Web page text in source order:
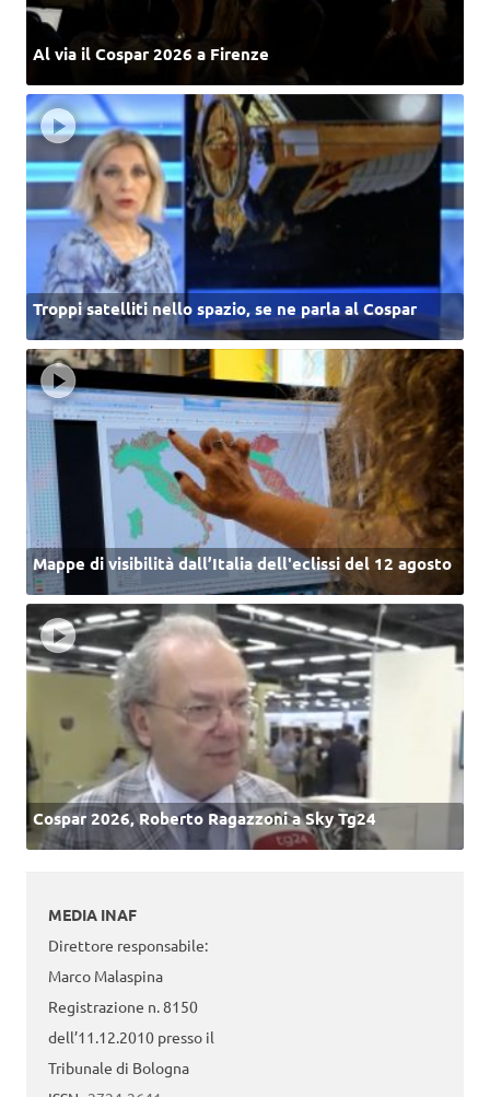
Al via il Cospar 2026 a Firenze
Troppi satelliti nello spazio, se ne parla al Cospar
Mappe di visibilità dall’Italia dell'eclissi del 12 agosto
Cospar 2026, Roberto Ragazzoni a Sky Tg24
MEDIA INAF
Direttore responsabile:
Marco Malaspina
Registrazione n. 8150
dell’11.12.2010 presso il
Tribunale di Bologna